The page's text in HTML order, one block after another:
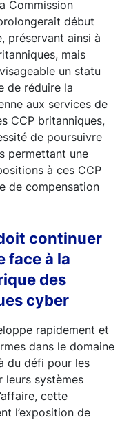
Commission
début
préservant ainsi à
mais
un statu
de réduire la
aux services de
CCP britanniques,
de poursuivre
permettant une
à ces CCP
de compensation
continuer
face à la
des
cyber
rapidement et
dans le domaine
du défi pour les
leurs systèmes
cette
l’exposition de